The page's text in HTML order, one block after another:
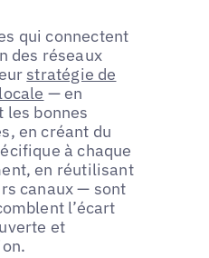
qui connectent
des réseaux
stratégie de
— en
les bonnes
en créant du
à chaque
en réutilisant
canaux — sont
l’écart
et